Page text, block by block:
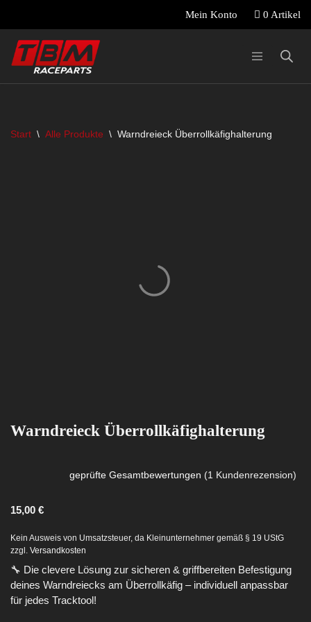
Zum
Inhalt
springen
Mein Konto 0 Artikel
Start \ Alle Produkte \ Warndreieck Überrollkäfighalterung
Warndreieck Überrollkäfighalterung
basierend
Kundenbewertung
geprüfte Gesamtbewertungen (1 Kundenrezension)
15,00 €
Kein Ausweis von Umsatzsteuer, da Kleinunternehmer gemäß § 19 UStG
zzgl. Versandkosten
🔧 Die clevere Lösung zur sicheren & griffbereiten Befestigung
deines Warndreiecks am Überrollkäfig – individuell anpassbar
für jedes Tracktool!